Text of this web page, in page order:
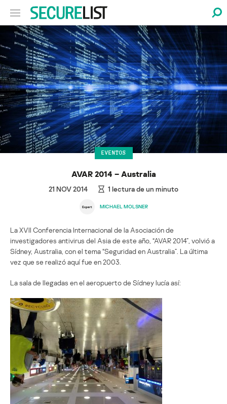
EVENTOS
AVAR 2014 – Australia
21 NOV 2014 1 lectura de un minuto
MICHAEL MOLSNER
La XVII Conferencia Internacional de la Asociación de
investigadores antivirus del Asia de este año, “AVAR 2014”, volvió a
Sídney, Australia, con el tema “Seguridad en Australia”. La última
vez que se realizó aquí fue en 2003.
La sala de llegadas en el aeropuerto de Sídney lucía así: